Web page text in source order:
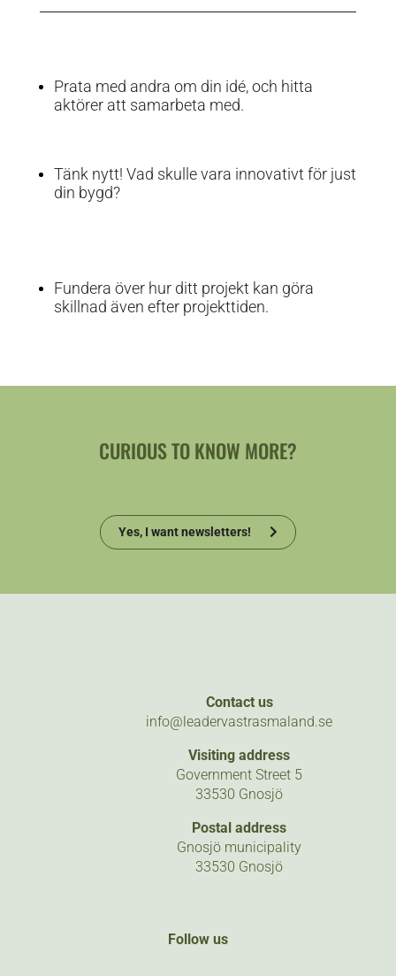
Prata med andra om din idé, och hitta
aktörer att samarbeta med.
Tänk nytt! Vad skulle vara innovativt för just
din bygd?
Fundera över hur ditt projekt kan göra
skillnad även efter projekttiden.
CURIOUS TO KNOW MORE?
Yes, I want newsletters!
Contact us
info@leadervastrasmaland.se
Visiting address
Government Street 5
33530 Gnosjö
Postal address
Gnosjö municipality
33530 Gnosjö
Follow us